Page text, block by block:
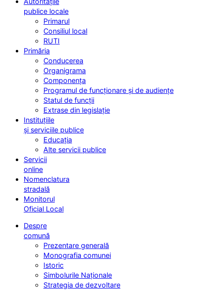
publice locale
Primarul
Consiliul local
RUTI
Primăria
Conducerea
Organigrama
Componența
Programul de funcționare și de audiențe
Statul de funcții
Extrase din legislație
Instituțiile
și serviciile publice
Educația
Alte servicii publice
Servicii
online
Nomenclatura
stradală
Monitorul
Oficial Local
Despre
comună
Prezentare generală
Monografia comunei
Istoric
Simbolurile Naționale
Strategia de dezvoltare